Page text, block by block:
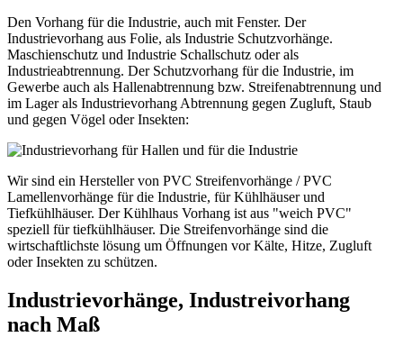
Den Vorhang für die Industrie, auch mit Fenster. Der
Industrievorhang aus Folie, als Industrie Schutzvorhänge.
Maschienschutz und Industrie Schallschutz oder als
Industrieabtrennung. Der Schutzvorhang für die Industrie, im
Gewerbe auch als Hallenabtrennung bzw. Streifenabtrennung und
im Lager als Industrievorhang Abtrennung gegen Zugluft, Staub
und gegen Vögel oder Insekten:
Wir sind ein Hersteller von PVC Streifenvorhänge / PVC
Lamellenvorhänge für die Industrie, für Kühlhäuser und
Tiefkühlhäuser. Der Kühlhaus Vorhang ist aus "weich PVC"
speziell für tiefkühlhäuser. Die Streifenvorhänge sind die
wirtschaftlichste lösung um Öffnungen vor Kälte, Hitze, Zugluft
oder Insekten zu schützen.
Industrievorhänge, Industreivorhang
nach Maß